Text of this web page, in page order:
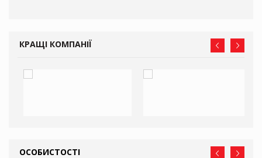
КРАЩІ КОМПАНІЇ
ОСОБИСТОСТІ